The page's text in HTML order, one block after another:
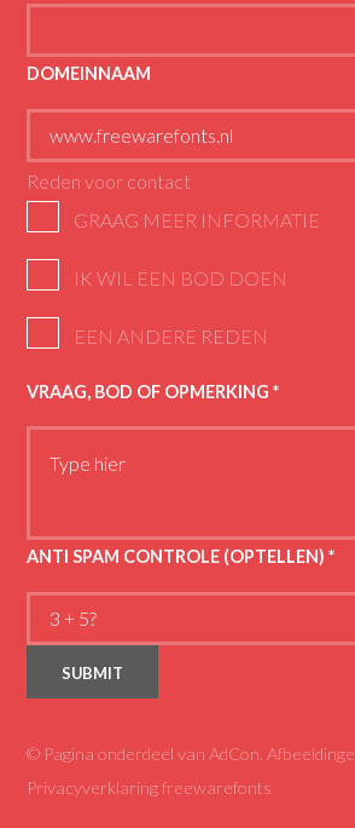
DOMEINNAAM
Reden voor contact
GRAAG MEER INFORMATIE
IK WIL EEN BOD DOEN
EEN ANDERE REDEN
VRAAG, BOD OF OPMERKING*
ANTI SPAM CONTROLE (OPTELLEN)*
© Pagina onderdeel vanAdCon .
Privacyverklaring freewarefonts